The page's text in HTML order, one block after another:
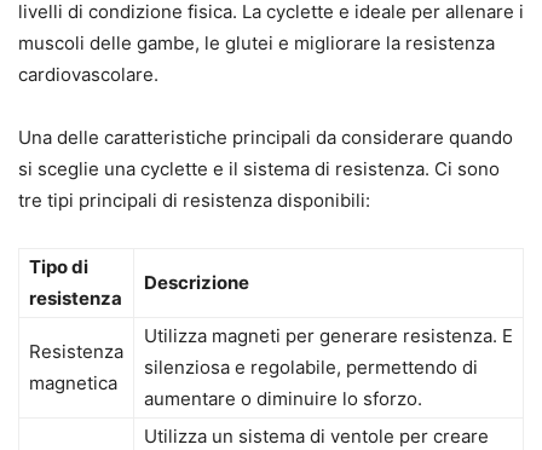
livelli di condizione fisica. La cyclette e ideale per allenare i
muscoli delle gambe, le glutei e migliorare la resistenza
cardiovascolare.
Una delle caratteristiche principali da considerare quando
si sceglie una cyclette e il sistema di resistenza. Ci sono
tre tipi principali di resistenza disponibili:
Tipo di
resistenza
Descrizione
Resistenza
magnetica
Utilizza magneti per generare resistenza. E
silenziosa e regolabile, permettendo di
aumentare o diminuire lo sforzo.
Utilizza un sistema di ventole per creare